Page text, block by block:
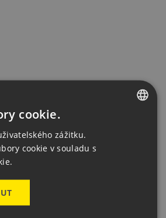
cookie.
zážitku.
cookie v souladu s